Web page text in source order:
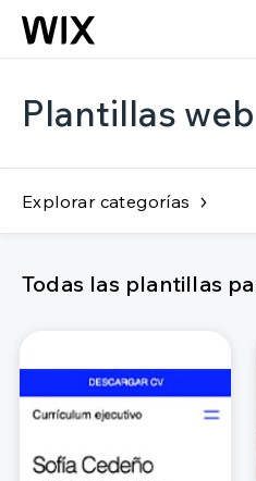
Plantillas
Explorar categorías
Todas las plantillas